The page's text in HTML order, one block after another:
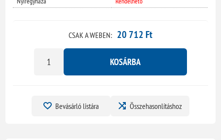
CSAK A WEBEN: 20 712 Ft
KOSÁRBA
Bevásárló listára Összehasonlításhoz